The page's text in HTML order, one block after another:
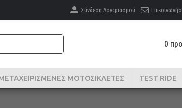
Σύνδεση Λογαριασμού
0
ΜΟΤΟΣΙΚΛΈΤΕΣ TEST RIDE